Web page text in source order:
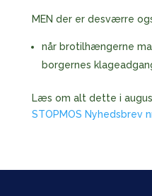
MEN der er desværre
når brotilhængerne
borgernes
Læs om alt dette i
STOPMOS Nyhedsbrev